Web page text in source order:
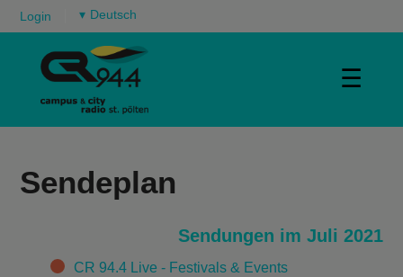
Login ▾
☰
Sendeplan
Sendungen im Juli 2021
CategoriesCR 94.4 Live - Festivals & Events